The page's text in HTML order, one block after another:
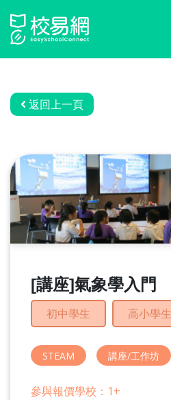
搜
務
資
訊
關
於
我
返回上一頁
[講座]氣象學入門
初中學生 高小學生
STEAM 講座/工作坊
參與報價學校：1+